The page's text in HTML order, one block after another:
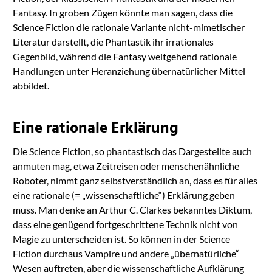
Fantasy. In groben Zügen könnte man sagen, dass die
Science Fiction die rationale Variante nicht-mimetischer
Literatur darstellt, die Phantastik ihr irrationales
Gegenbild, während die Fantasy weitgehend rationale
Handlungen unter Heranziehung übernatürlicher Mittel
abbildet.
Eine rationale Erklärung
Die Science Fiction, so phantastisch das Dargestellte auch
anmuten mag, etwa Zeitreisen oder menschenähnliche
Roboter, nimmt ganz selbstverständlich an, dass es für alles
eine rationale (= „wissenschaftliche“) Erklärung geben
muss. Man denke an Arthur C. Clarkes bekanntes Diktum,
dass eine genügend fortgeschrittene Technik nicht von
Magie zu unterscheiden ist. So können in der Science
Fiction durchaus Vampire und andere „übernatürliche“
Wesen auftreten, aber die wissenschaftliche Aufklärung